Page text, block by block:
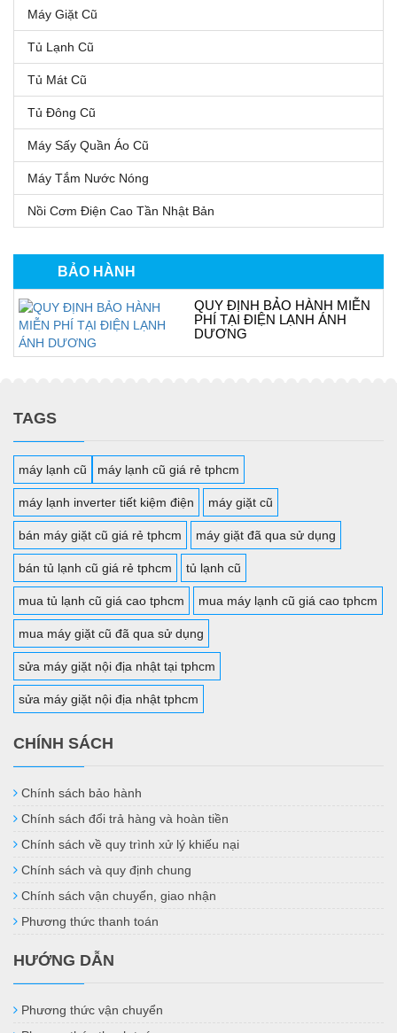
Máy Giặt Cũ
Tủ Lạnh Cũ
Tủ Mát Cũ
Tủ Đông Cũ
Máy Sấy Quần Áo Cũ
Máy Tắm Nước Nóng
Nồi Cơm Điện Cao Tần Nhật Bản
BẢO HÀNH
QUY ĐỊNH BẢO HÀNH MIỄN
PHÍ TẠI ĐIỆN LẠNH ÁNH
DƯƠNG
TAGS
máy lạnh cũ máy lạnh cũ giá rẻ tphcm
máy lạnh inverter tiết kiệm điện máy giặt cũ
bán máy giặt cũ giá rẻ tphcm máy giặt đã qua sử dụng
bán tủ lạnh cũ giá rẻ tphcm tủ lạnh cũ
mua tủ lạnh cũ giá cao tphcm mua máy lạnh cũ giá cao tphcm
mua máy giặt cũ đã qua sử dụng
sửa máy giặt nội địa nhật tại tphcm
sửa máy giặt nội địa nhật tphcm
CHÍNH SÁCH
Chính sách bảo hành
Chính sách đổi trả hàng và hoàn tiền
Chính sách về quy trình xử lý khiếu nại
Chính sách và quy định chung
Chính sách vận chuyển, giao nhận
Phương thức thanh toán
HƯỚNG DẪN
Phương thức vận chuyển